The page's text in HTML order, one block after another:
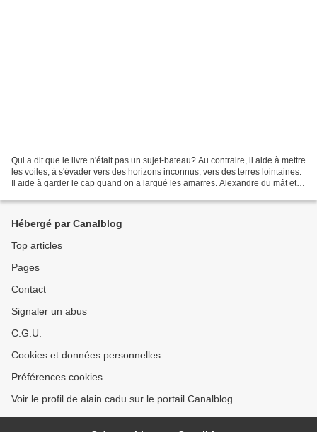
Qui a dit que le livre n'était pas un sujet-bateau? Au contraire, il aide à mettre
les voiles, à s'évader vers des horizons inconnus, vers des terres lointaines.
Il aide à garder le cap quand on a largué les amarres. Alexandre du mât et 5
Hébergé par Canalblog
Top articles
Pages
Contact
Signaler un abus
C.G.U.
Cookies et données personnelles
Préférences cookies
Voir le profil de alain cadu sur le portail Canalblog